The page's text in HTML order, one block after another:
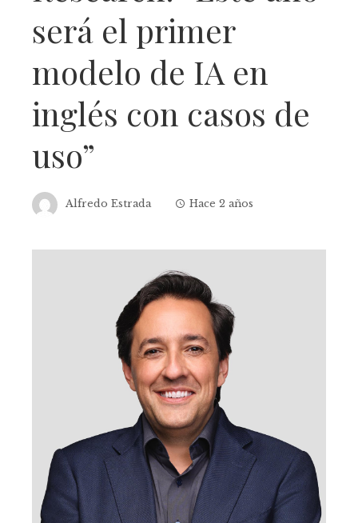
será el primer
modelo de IA en
inglés con casos de
uso”
Alfredo Estrada Hace 2 años